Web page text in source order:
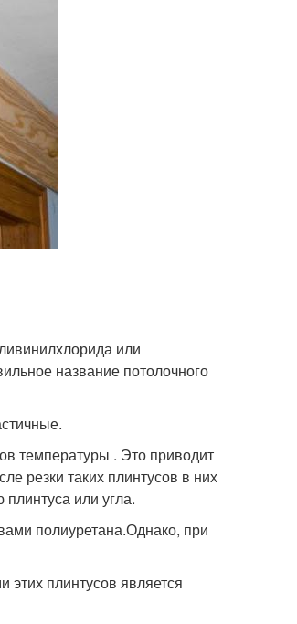
или
название потолочного
температуры . Это приводит
резки таких плинтусов в них
или угла.
полиуретана.Однако, при
плинтусов является